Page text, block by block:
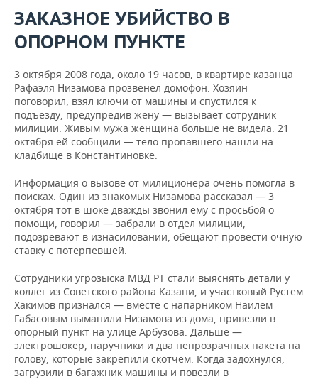
ЗАКАЗНОЕ УБИЙСТВО В
ОПОРНОМ ПУНКТЕ
3 октября 2008 года, около 19 часов, в квартире казанца
Рафаэля Низамова прозвенел домофон. Хозяин
поговорил, взял ключи от машины и спустился к
подъезду, предупредив жену — вызывает сотрудник
милиции. Живым мужа женщина больше не видела. 21
октября ей сообщили — тело пропавшего нашли на
кладбище в Константиновке.
Информация о вызове от милиционера очень помогла в
поисках. Один из знакомых Низамова рассказал — 3
октября тот в шоке дважды звонил ему с просьбой о
помощи, говорил — забрали в отдел милиции,
подозревают в изнасиловании, обещают провести очную
ставку с потерпевшей.
Сотрудники угрозыска МВД РТ стали выяснять детали у
коллег из Советского района Казани, и участковый Рустем
Хакимов признался — вместе с напарником Наилем
Габасовым выманили Низамова из дома, привезли в
опорный пункт на улице Арбузова. Дальше —
электрошокер, наручники и два непрозрачных пакета на
голову, которые закрепили скотчем. Когда задохнулся,
загрузили в багажник машины и повезли в